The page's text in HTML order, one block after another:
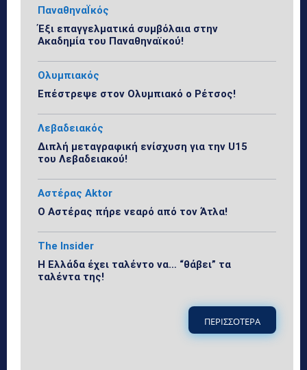
ΠαναθηναΪκός
Έξι επαγγελματικά συμβόλαια στην
Ακαδημία του Παναθηναϊκού!
Ολυμπιακός
Επέστρεψε στον Ολυμπιακό ο Ρέτσος!
Λεβαδειακός
Διπλή μεταγραφική ενίσχυση για την U15
του Λεβαδειακού!
Αστέρας Aktor
Ο Αστέρας πήρε νεαρό από τον Άτλα!
The Insider
Η Ελλάδα έχει ταλέντο να… “θάβει” τα
ταλέντα της!
ΠΕΡΙΣΣΟΤΕΡΑ